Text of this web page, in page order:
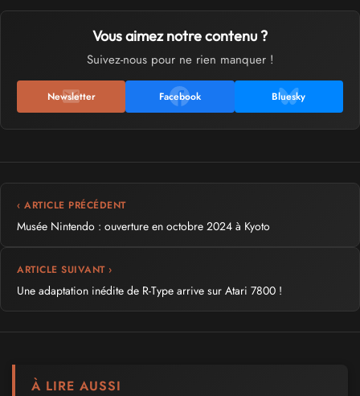
Vous aimez notre contenu ?
Suivez-nous pour ne rien manquer !
Newsletter Facebook Bluesky
‹ ARTICLE PRÉCÉDENT
Musée Nintendo : ouverture en octobre 2024 à Kyoto
ARTICLE SUIVANT ›
Une adaptation inédite de R-Type arrive sur Atari 7800 !
À LIRE AUSSI